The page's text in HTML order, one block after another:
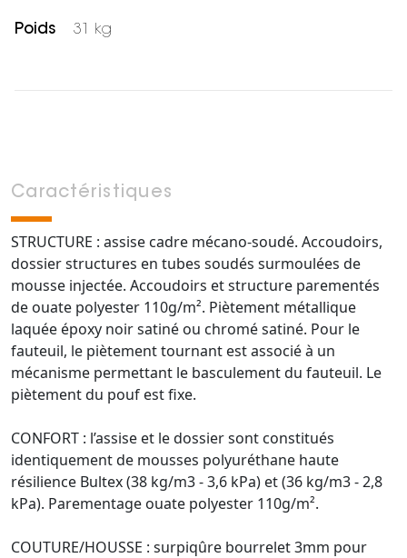
Poids 31 kg
Caractéristiques
STRUCTURE : assise cadre mécano-soudé. Accoudoirs,
dossier structures en tubes soudés surmoulées de
mousse injectée. Accoudoirs et structure parementés
de ouate polyester 110g/m². Piètement métallique
laquée époxy noir satiné ou chromé satiné. Pour le
fauteuil, le piètement tournant est associé à un
mécanisme permettant le basculement du fauteuil. Le
piètement du pouf est fixe.
CONFORT : l’assise et le dossier sont constitués
identiquement de mousses polyuréthane haute
résilience Bultex (38 kg/m3 - 3,6 kPa) et (36 kg/m3 - 2,8
kPa). Parementage ouate polyester 110g/m².
COUTURE/HOUSSE : surpiqûre bourrelet 3mm pour